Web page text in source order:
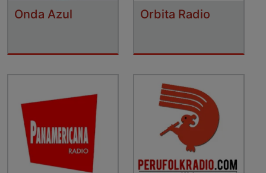
Onda Azul Orbita Radio